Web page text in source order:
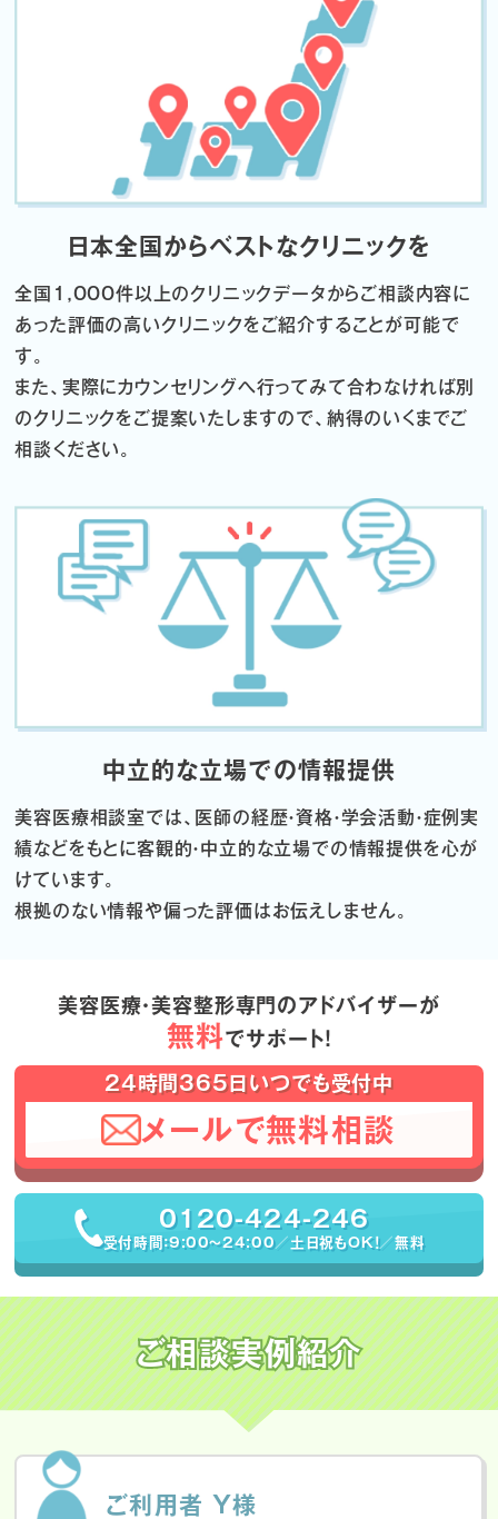
日本全国からベストなクリニックを
全国1,000件以上のクリニックデータからご相談内容に
あった評価の高いクリニックをご紹介することが可能で
す。
また、実際にカウンセリングへ行ってみて合わなければ別
のクリニックをご提案いたしますので、納得のいくまでご
相談ください。
中立的な立場での情報提供
美容医療相談室では、医師の経歴・資格・学会活動・症例実
績などをもとに客観的・中立的な立場での情報提供を心が
けています。
根拠のない情報や偏った評価はお伝えしません。
美容医療・美容整形専門のアドバイザーが
無料でサポート！
24時間365日いつでも受付中
メールで無料相談
0120-424-246
受付時間：9:00〜24:00／土日祝もOK！／無料
ご相談実例紹介
ご利用者 Y様